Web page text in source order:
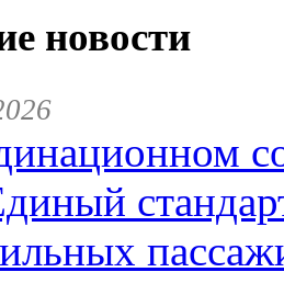
новости